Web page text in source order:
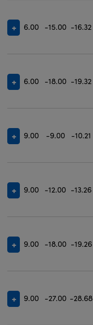
6.00 -15.00 -16.32
6.00 -18.00 -19.32
9.00 -9.00 -10.21
9.00 -12.00 -13.26
9.00 -18.00 -19.26
9.00 -27.00 -28.68